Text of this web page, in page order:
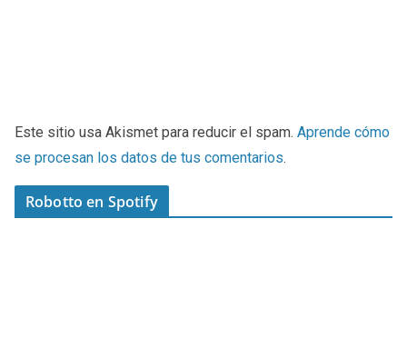
Este sitio usa Akismet para reducir el spam. Aprende cómo
se procesan los datos de tus comentarios.
Robotto en Spotify